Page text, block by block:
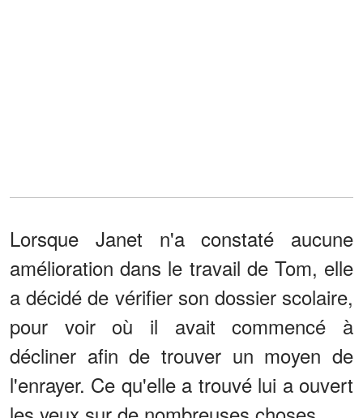
Lorsque Janet n'a constaté aucune
amélioration dans le travail de Tom, elle
a décidé de vérifier son dossier scolaire,
pour voir où il avait commencé à
décliner afin de trouver un moyen de
l'enrayer. Ce qu'elle a trouvé lui a ouvert